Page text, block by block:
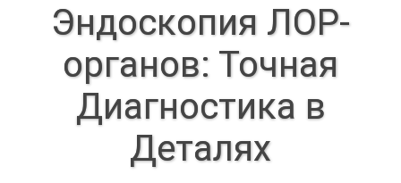
Эндоскопия ЛОР-
органов: Точная
Диагностика в
Деталях